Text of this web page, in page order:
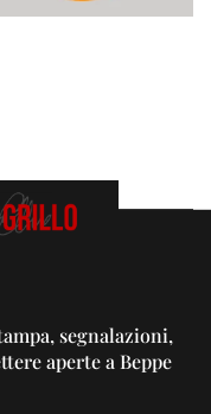
segnalazioni,
aperte a Beppe